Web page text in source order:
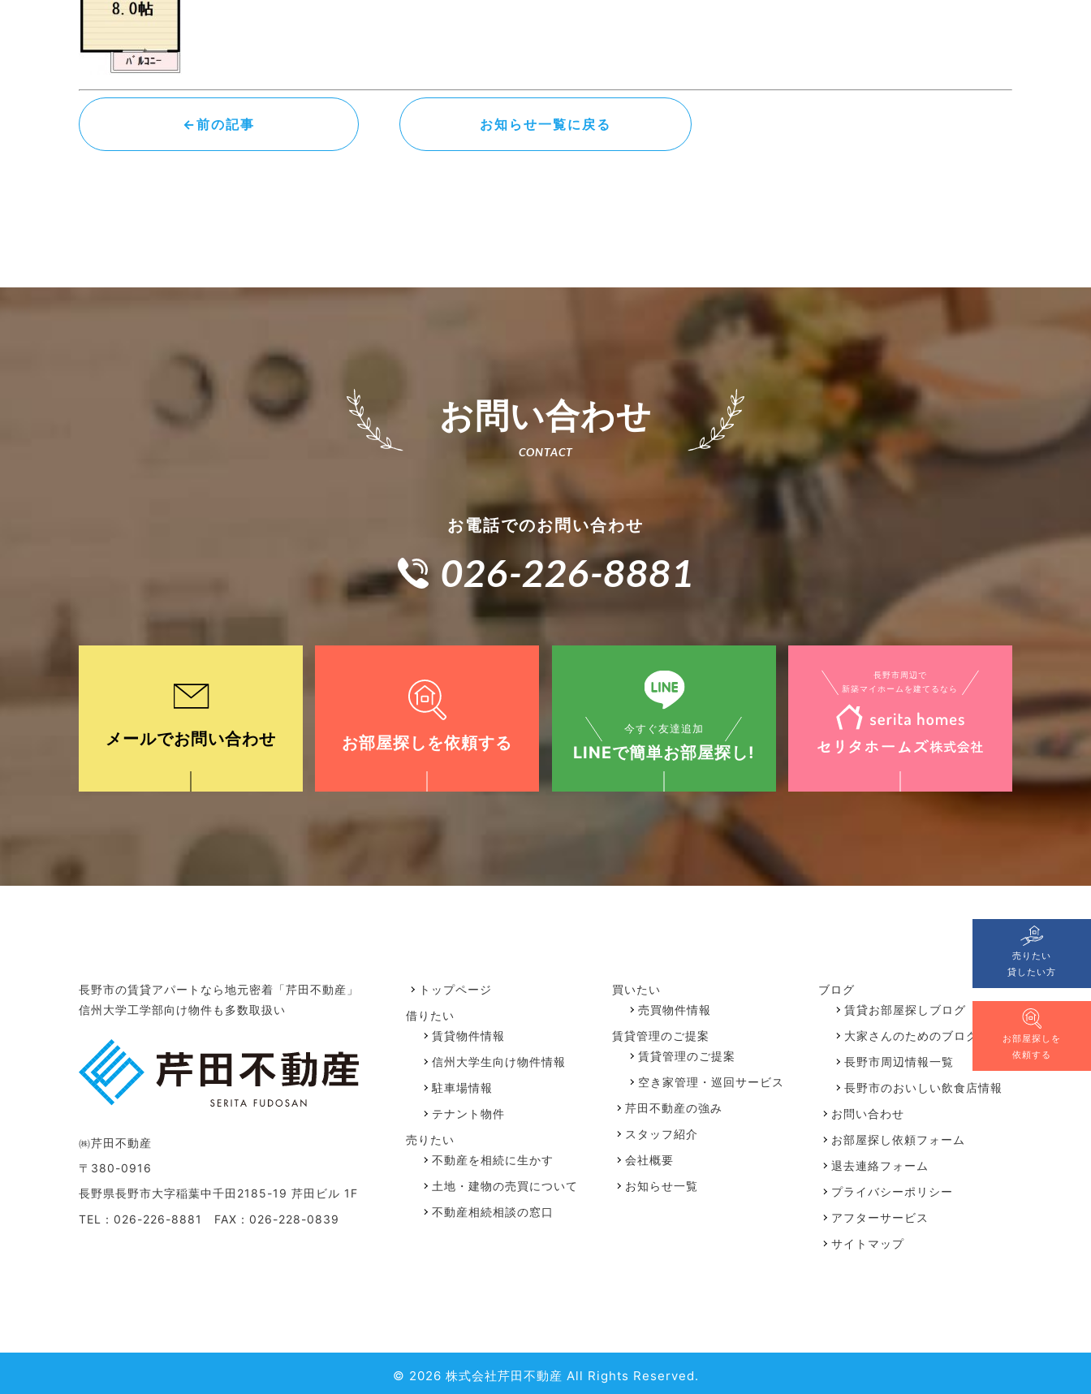
売りたい
貸したい方
お部屋探しを
依頼する
←前の記事 お知らせ一覧に戻る
お問い合わせ
お電話でのお問い合わせ
026-226-8881
メールでお問い合わせ お部屋探しを依頼する
今すぐ友達追加
LINEで簡単お部屋探し!
長野市周辺で
新築マイホームを建てるなら
長野市の賃貸アパートなら地元密着「芹田不動産」
信州大学工学部向け物件も多数取扱い
㈱芹田不動産
〒380-0916
長野県長野市大字稲葉中千田2185-19 芹田ビル 1F
TEL：026-226-8881 FAX：026-228-0839
トップページ
借りたい
賃貸物件情報
信州大学生向け物件情報
駐車場情報
テナント物件
売りたい
不動産を相続に生かす
土地・建物の売買について
不動産相続相談の窓口
買いたい
売買物件情報
賃貸管理のご提案
賃貸管理のご提案
空き家管理・巡回サービス
芹田不動産の強み
スタッフ紹介
会社概要
お知らせ一覧
ブログ
賃貸お部屋探しブログ
大家さんのためのブログ
長野市周辺情報一覧
長野市のおいしい飲食店情報
お問い合わせ
お部屋探し依頼フォーム
退去連絡フォーム
プライバシーポリシー
アフターサービス
サイトマップ
© 2026 株式会社芹田不動産 All Rights Reserved.